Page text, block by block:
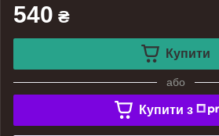
540 ₴
Купити
або
Купити з